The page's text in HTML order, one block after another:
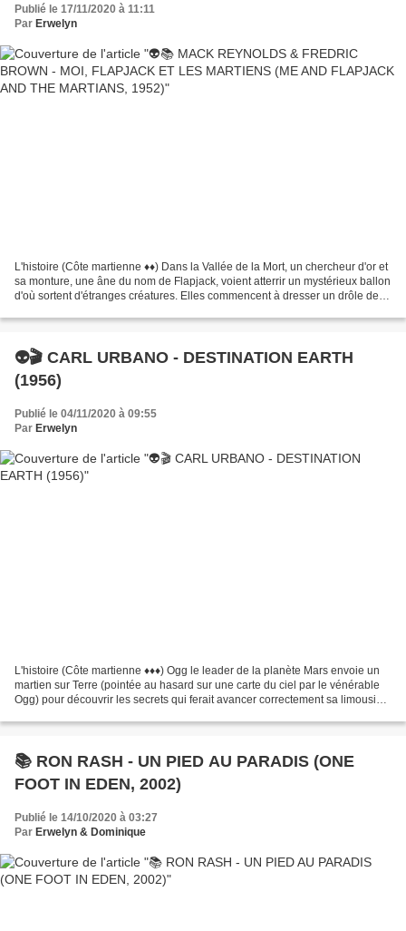
Publié le 17/11/2020 à 11:11
Par Erwelyn
L'histoire (Côte martienne ♦♦) Dans la Vallée de la Mort, un chercheur d'or et
sa monture, une âne du nom de Flapjack, voient atterrir un mystérieux ballon
d'où sortent d'étranges créatures. Elles commencent à dresser un drôle de
👽🎬 CARL URBANO - DESTINATION EARTH
(1956)
Publié le 04/11/2020 à 09:55
Par Erwelyn
L'histoire (Côte martienne ♦♦♦) Ogg le leader de la planète Mars envoie un
martien sur Terre (pointée au hasard sur une carte du ciel par le vénérable
Ogg) pour découvrir les secrets qui ferait avancer correctement sa limousine.
📚 RON RASH - UN PIED AU PARADIS (ONE
FOOT IN EDEN, 2002)
Publié le 14/10/2020 à 03:27
Par Erwelyn & Dominique